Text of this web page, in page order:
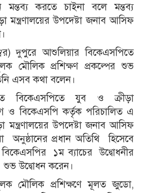
করতে চাইনা বলে মন্তব্য
মন্ত্রণালয়ের উপদেষ্টা জনাব আসিফ
দুপুরে আশুলিয়ার বিকেএসপিতে
মৌলিক প্রশিক্ষণ প্রকল্পের শুভ
এসব কথা বলেন।
বিকেএসপিতে যুব ও ক্রীড়া
ও বিকেএসপি কর্তৃক পরিচালিত এ
মন্ত্রণালয়ের উপদেষ্টা জনাব আসিফ
অনুষ্ঠানের প্রধান অতিথি হিসেবে
বিকেএসপির ১ম ব্যাচের উদ্বোধনীর
শুভ উদ্বোধন করেন।
মৌলিক প্রশিক্ষণে মূলত জুডো,